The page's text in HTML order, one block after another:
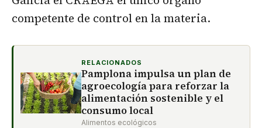
competente de control en la materia.
RELACIONADOS
Pamplona impulsa un plan de
agroecología para reforzar la
alimentación sostenible y el
consumo local
Alimentos ecológicos